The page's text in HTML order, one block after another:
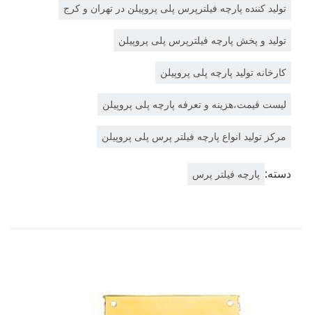
تولید کننده پارچه فیلترپرس پلی پروپیلن در تهران و کرج
تولید و پخش پارچه فیلترپرس پلی پروپیلن
کارخانه تولید پارچه پلی پروپیلن
لیست قیمت،هزینه و تعرفه پارچه پلی پروپیلن
مرکز تولید انواع پارچه فیلتر پرس پلی پروپیلن
دسته: پارچه فیلتر پرس